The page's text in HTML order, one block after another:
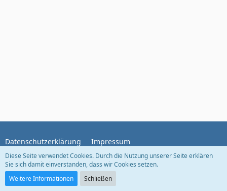
Datenschutzerklärung Impressum
Community-Software:
Diese Seite verwendet Cookies. Durch die Nutzung unserer Seite erklären
Sie sich damit einverstanden, dass wir Cookies setzen.
Weitere Informationen
Schließen